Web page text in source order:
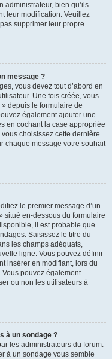
administrateur, bien qu’ils
leur modification. Veuillez
supprimer leur propre
message ?
vous devez tout d’abord en
Une fois créée, vous
depuis le formulaire de
également ajouter une
en cochant la case appropriée
choisissez cette dernière
chaque message votre souhait
le premier message d’un
situé en-dessous du formulaire
il est probable que
Saisissez le titre du
les champs adéquats,
ligne. Vous pouvez définir
insérer en modifiant, lors du
pouvez également
ou non les utilisateurs à
à un sondage ?
les administrateurs du forum.
à un sondage vous semble